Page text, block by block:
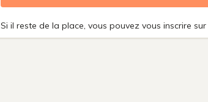
Si il reste de la place, vous pouvez vous inscrire sur